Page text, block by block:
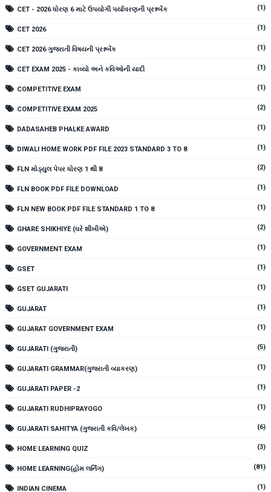
CET - 2026 ધોરણ 6 માટે ઉપયોગી પર્યાવરણની પ્રશ્નબેંક (1)
CET 2026 (1)
CET 2026 ગુજરાતી વિષયની પ્રશ્નબેંક (1)
CET EXAM 2025 - કાવ્યો અને કવિઓની યાદી (1)
COMPETITIVE EXAM (1)
COMPETITIVE EXAM 2025 (2)
DADASAHEB PHALKE AWARD (1)
DIWALI HOME WORK PDF FILE 2023 STANDARD 3 TO 8 (1)
FLN મોડ્યુલ પેપર ધોરણ 1 થી 8 (2)
FLN BOOK PDF FILE DOWNLOAD (1)
FLN NEW BOOK PDF FILE STANDARD 1 TO 8 (1)
GHARE SHIKHIYE (ઘરે શીખીએ) (2)
GOVERNMENT EXAM (1)
GSET (1)
GSET GUJARATI (1)
GUJARAT (1)
GUJARAT GOVERNMENT EXAM (1)
GUJARATI (ગુજરાતી) (5)
GUJARATI GRAMMAR(ગુજરાતી વ્યાકરણ) (1)
GUJARATI PAPER -2 (1)
GUJARATI RUDHIPRAYOGO (1)
GUJARATI SAHITYA (ગુજરાતી કવિ/લેખક) (6)
HOME LEARNING QUIZ (3)
HOME LEARNING(હોમ લર્નિંગ) (81)
INDIAN CINEMA (1)